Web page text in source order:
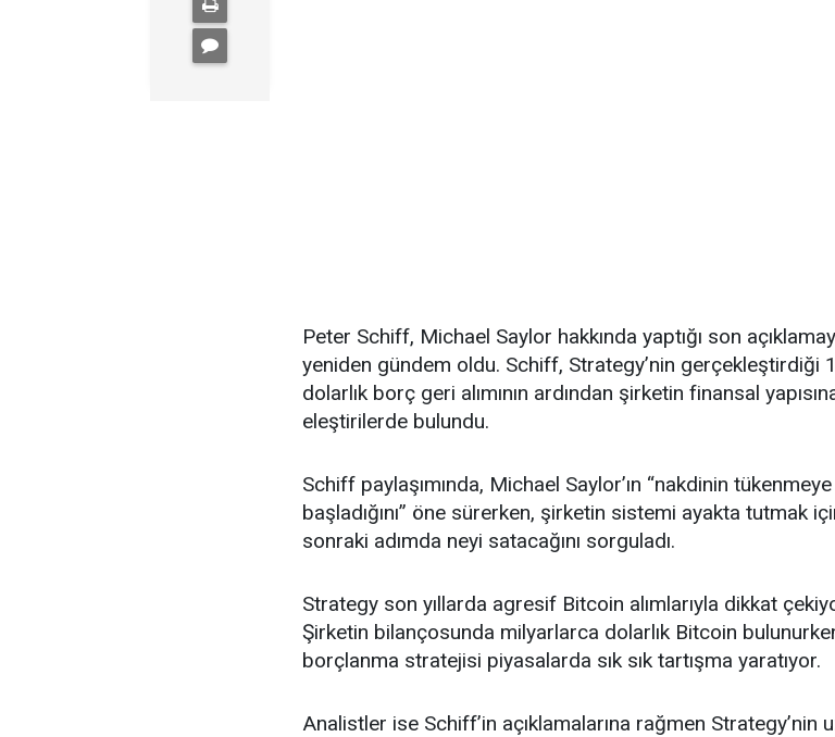
Peter Schiff, Michael Saylor hakkında yaptığı son
yeniden gündem oldu. Schiff, Strategy’nin gerçekleştirdiği
dolarlık borç geri alımının ardından şirketin finansal
eleştirilerde bulundu.
Schiff paylaşımında, Michael Saylor’ın “nakdinin tükenmeye
başladığını” öne sürerken, şirketin sistemi ayakta tutmak
sonraki adımda neyi satacağını sorguladı.
Strategy son yıllarda agresif Bitcoin alımlarıyla dikkat
Şirketin bilançosunda milyarlarca dolarlık Bitcoin
borçlanma stratejisi piyasalarda sık sık tartışma yaratıyor.
Analistler ise Schiff’in açıklamalarına rağmen Strategy’nin